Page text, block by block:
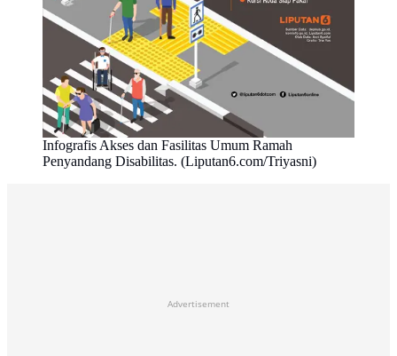
Infografis Akses dan Fasilitas Umum Ramah
Penyandang Disabilitas. (Liputan6.com/Triyasni)
Advertisement